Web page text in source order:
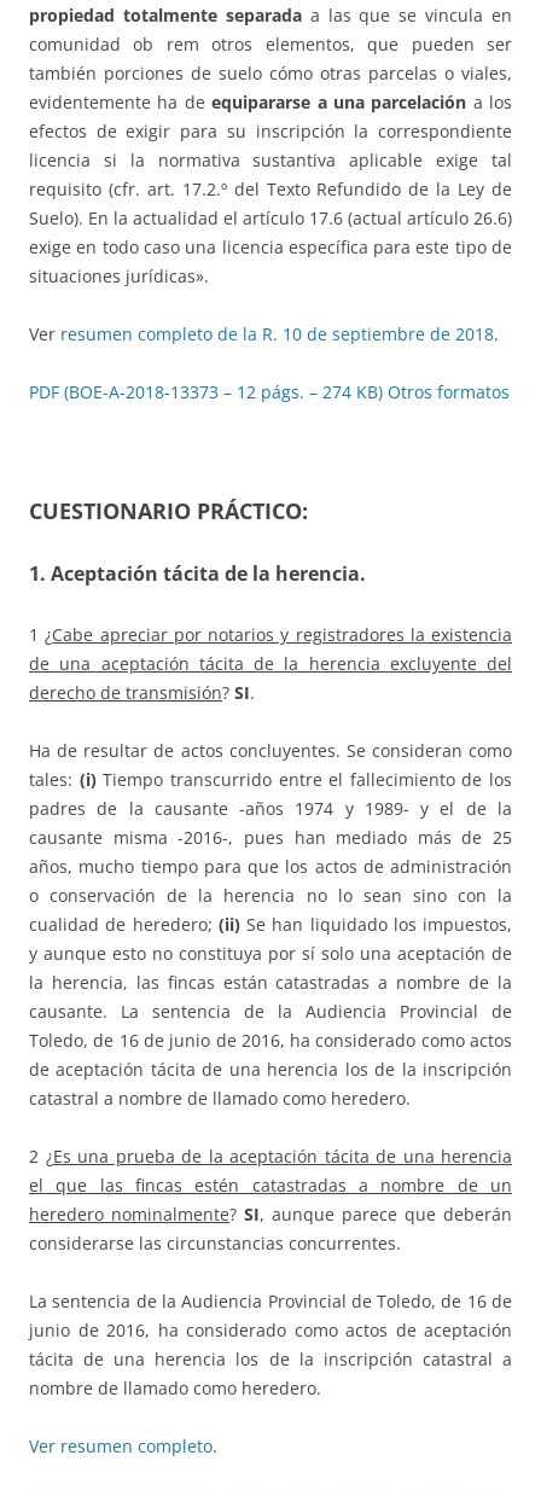
propiedad totalmente separadaa las que se vincula en
comunidad ob rem otros elementos, que pueden ser
también porciones de suelo cómo otras parcelas o viales,
evidentemente ha deequipararse a una parcelación a los
efectos de exigir para su inscripción la correspondiente
licencia si la normativa sustantiva aplicable exige tal
requisito (cfr. art. 17.2.º del Texto Refundido de la Ley de
Suelo). En la actualidad el artículo 17.6 (actual artículo 26.6)
exige en todo caso una licencia específica para este tipo de
situaciones jurídicas».
Ver resumen completo de la R. 10 de septiembre de 2018.
PDF (BOE-A-2018-13373 – 12 págs. – 274 KB) Otros formatos
CUESTIONARIO PRÁCTICO:
1. Aceptación tácita de la herencia.
1 ¿Cabe apreciar por notarios y registradores la existencia
de una aceptación tácita de la herencia excluyente del
derecho de transmisión? SI.
Ha de resultar de actos concluyentes. Se consideran como
tales: (i)Tiempo transcurrido entre el fallecimiento de los
padres de la causante -años 1974 y 1989- y el de la
causante misma -2016-, pues han mediado más de 25
años, mucho tiempo para que los actos de administración
o conservación de la herencia no lo sean sino con la
cualidad de heredero; (ii)Se han liquidado los impuestos,
y aunque esto no constituya por sí solo una aceptación de
la herencia, las fincas están catastradas a nombre de la
causante. La sentencia de la Audiencia Provincial de
Toledo, de 16 de junio de 2016, ha considerado como actos
de aceptación tácita de una herencia los de la inscripción
catastral a nombre de llamado como heredero.
2 ¿Es una prueba de la aceptación tácita de una herencia
el que las fincas estén catastradas a nombre de un
heredero nominalmente? SI, aunque parece que deberán
considerarse las circunstancias concurrentes.
La sentencia de la Audiencia Provincial de Toledo, de 16 de
junio de 2016, ha considerado como actos de aceptación
tácita de una herencia los de la inscripción catastral a
nombre de llamado como heredero.
Ver resumen completo.